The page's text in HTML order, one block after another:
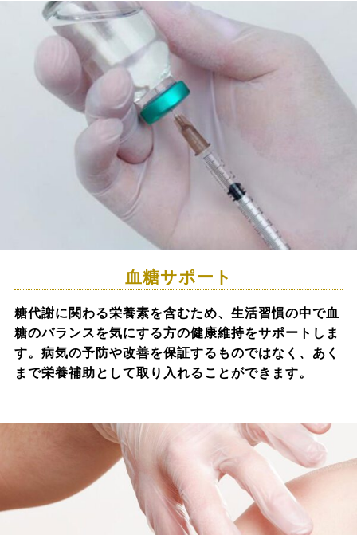
血糖サポート
糖代謝に関わる栄養素を含むため、生活習慣の中で血
糖のバランスを気にする方の健康維持をサポートしま
す。病気の予防や改善を保証するものではなく、あく
まで栄養補助として取り入れることができます。